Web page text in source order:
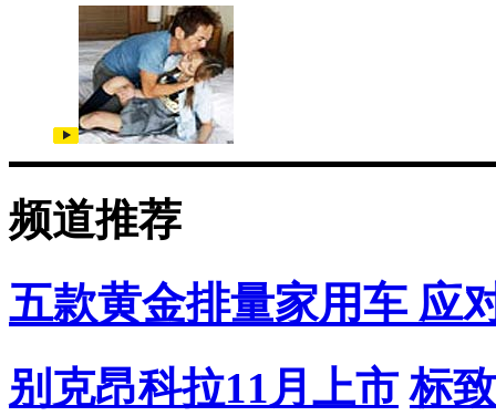
频道推荐
五款黄金排量家用车 应
别克昂科拉11月上市 标